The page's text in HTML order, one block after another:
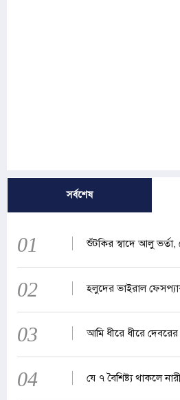
সর্বশেষ
01 শুঁটকির স্বাদে আলু ভর্তা,
02 হলুদের ভাইরাল
03 আমি ধীরে ধীরে
04 যে ৭ বৈশিষ্ট্য থাকলে